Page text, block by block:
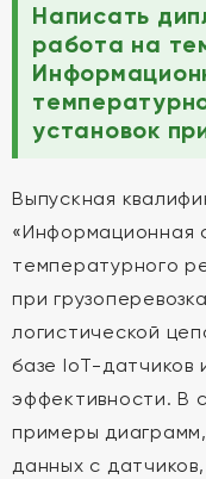
Написать
работа на
установок
Выпускная
«Информационная
температурного
при
логистической
базе IoT-датчиков
эффективности. В
примеры
данных с